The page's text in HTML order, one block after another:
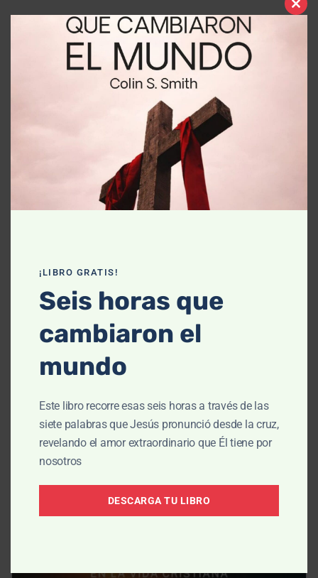
ENSEÑANZA RELACIONADA
ENSEÑANZA
Bienaventurados los que
lloran, Parte 2
May 21, 2026
¡LIBRO GRATIS!
Seis horas que
cambiaron el
mundo
Este libro recorre esas seis horas a través de las
siete palabras que Jesús pronunció desde la cruz,
revelando el amor extraordinario que Él tiene por
nosotros
DESCARGA TU LIBRO